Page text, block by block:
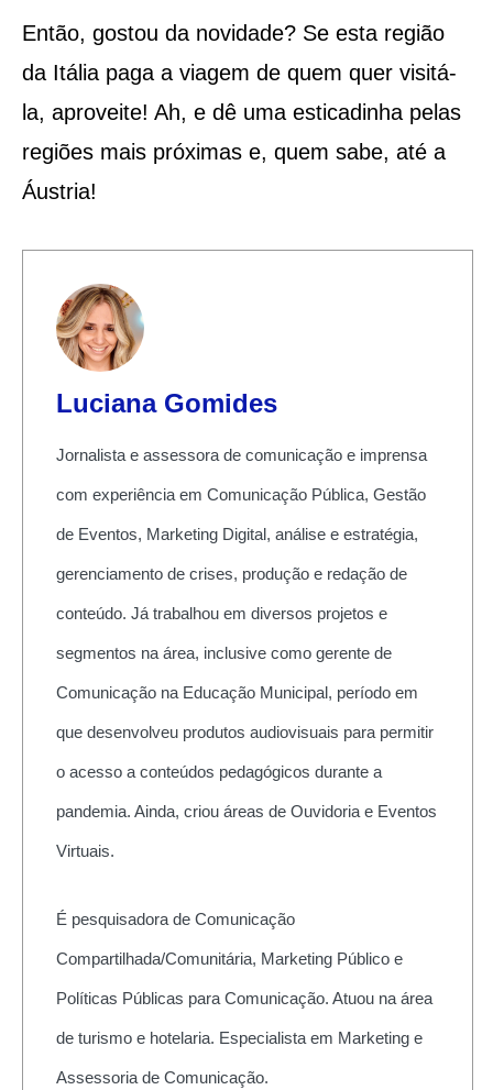
Então, gostou da novidade? Se esta região
da Itália paga a viagem de quem quer visitá-
la, aproveite! Ah, e dê uma esticadinha pelas
regiões mais próximas e, quem sabe, até a
Áustria!
Luciana Gomides
Jornalista e assessora de comunicação e imprensa
com experiência em Comunicação Pública, Gestão
de Eventos, Marketing Digital, análise e estratégia,
gerenciamento de crises, produção e redação de
conteúdo. Já trabalhou em diversos projetos e
segmentos na área, inclusive como gerente de
Comunicação na Educação Municipal, período em
que desenvolveu produtos audiovisuais para permitir
o acesso a conteúdos pedagógicos durante a
pandemia. Ainda, criou áreas de Ouvidoria e Eventos
Virtuais.
É pesquisadora de Comunicação
Compartilhada/Comunitária, Marketing Público e
Políticas Públicas para Comunicação. Atuou na área
de turismo e hotelaria. Especialista em Marketing e
Assessoria de Comunicação.